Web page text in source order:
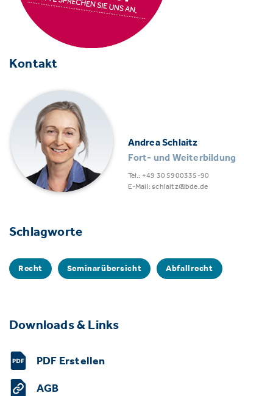
Kontakt
Andrea Schlaitz
Fort- und Weiterbildung
Tel.: +49 30 5900335-90
E-Mail: schlaitz@bde.de
Schlagworte
Recht Seminarübersicht Abfallrecht
Downloads & Links
PDF Erstellen
AGB